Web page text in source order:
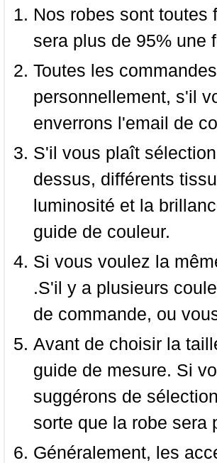
Nos robes sont toutes
sera plus de 95% une
Toutes les
personnellement, s'il
enverrons l'email de
S'il vous plaît
dessus, différents
luminosité et la
guide de couleur.
Si vous voulez la
.S'il y a plusieurs
de commande, ou
Avant de choisir la
guide de mesure. Si
suggérons de
sorte que la robe sera
Généralement, les